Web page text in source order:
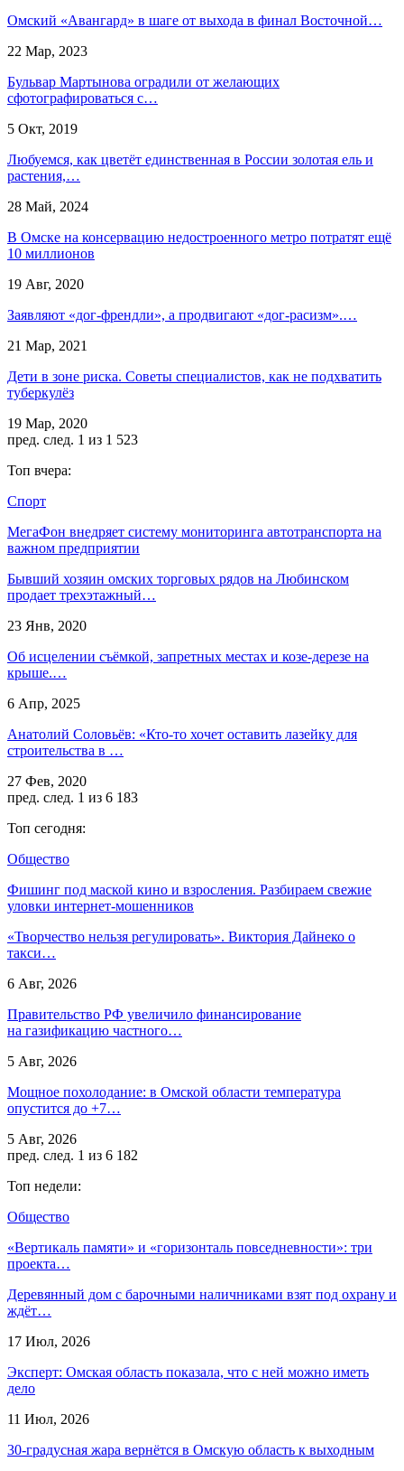
Омский «Авангард» в шаге от выхода в финал Восточной…
22 Мар, 2023
Бульвар Мартынова оградили от желающих
сфотографироваться с…
5 Окт, 2019
Любуемся, как цветёт единственная в России золотая ель и
растения,…
28 Май, 2024
В Омске на консервацию недостроенного метро потратят ещё
10 миллионов
19 Авг, 2020
Заявляют «дог-френдли», а продвигают «дог-расизм».…
21 Мар, 2021
Дети в зоне риска. Советы специалистов, как не подхватить
туберкулёз
19 Мар, 2020
пред. след. 1 из 1 523
Топ вчера:
Спорт
МегаФон внедряет систему мониторинга автотранспорта на
важном предприятии
Бывший хозяин омских торговых рядов на Любинском
продает трехэтажный…
23 Янв, 2020
Об исцелении съёмкой, запретных местах и козе-дерезе на
крыше.…
6 Апр, 2025
Анатолий Соловьёв: «Кто-то хочет оставить лазейку для
строительства в …
27 Фев, 2020
пред. след. 1 из 6 183
Топ сегодня:
Общество
Фишинг под маской кино и взросления. Разбираем свежие
уловки интернет-мошенников
«Творчество нельзя регулировать». Виктория Дайнеко о
такси…
6 Авг, 2026
Правительство РФ увеличило финансирование
на газификацию частного…
5 Авг, 2026
Мощное похолодание: в Омской области температура
опустится до +7…
5 Авг, 2026
пред. след. 1 из 6 182
Топ недели:
Общество
«Вертикаль памяти» и «горизонталь повседневности»: три
проекта…
Деревянный дом с барочными наличниками взят под охрану и
ждёт…
17 Июл, 2026
Эксперт: Омская область показала, что с ней можно иметь
дело
11 Июл, 2026
30-градусная жара вернётся в Омскую область к выходным